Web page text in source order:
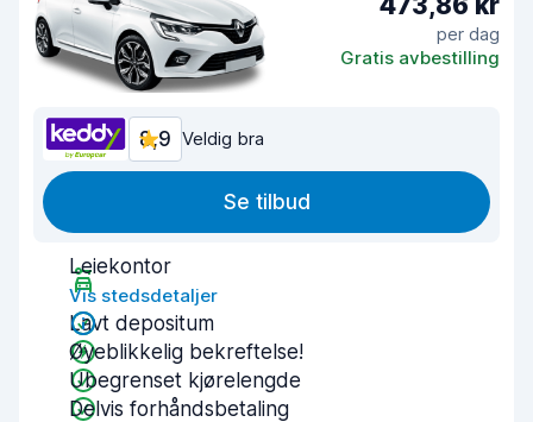
per dag
Gratis avbestilling
8,9 Veldig bra
Se tilbud
Leiekontor
Vis stedsdetaljer
Lavt depositum
Øyeblikkelig bekreftelse!
Ubegrenset kjørelengde
Delvis forhåndsbetaling